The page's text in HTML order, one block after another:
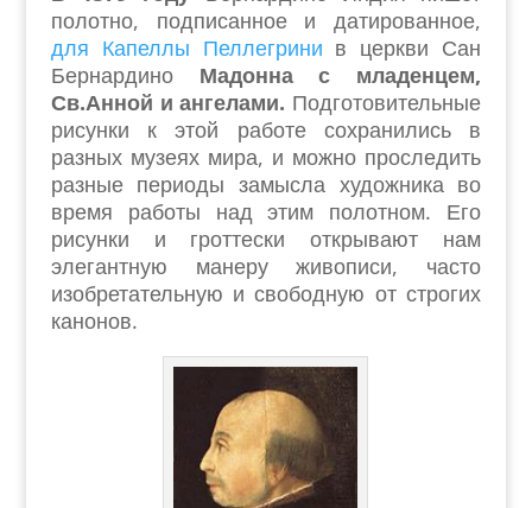
полотно, подписанное и датированное,
для Капеллы Пеллегрини в церкви Сан
Бернардино Мадонна с младенцем,
Св.Анной и ангелами. Подготовительные
рисунки к этой работе сохранились в
разных музеях мира, и можно проследить
разные периоды замысла художника во
время работы над этим полотном. Его
рисунки и гроттески открывают нам
элегантную манеру живописи, часто
изобретательную и свободную от строгих
канонов.